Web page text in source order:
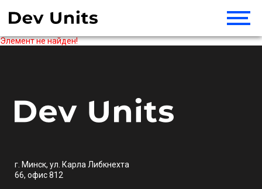
Элемент не найден!
г. Минск, ул. Карла Либкнехта
66, офис 812